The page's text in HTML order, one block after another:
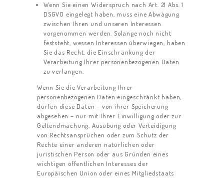
Wenn Sie einen Widerspruch nach Art. 21 Abs. 1
DSGVO eingelegt haben, muss eine Abwägung
zwischen Ihren und unseren Interessen
vorgenommen werden. Solange noch nicht
feststeht, wessen Interessen überwiegen, haben
Sie das Recht, die Einschränkung der
Verarbeitung Ihrer personenbezogenen Daten
zu verlangen.
Wenn Sie die Verarbeitung Ihrer
personenbezogenen Daten eingeschränkt haben,
dürfen diese Daten – von ihrer Speicherung
abgesehen – nur mit Ihrer Einwilligung oder zur
Geltendmachung, Ausübung oder Verteidigung
von Rechtsansprüchen oder zum Schutz der
Rechte einer anderen natürlichen oder
juristischen Person oder aus Gründen eines
wichtigen öffentlichen Interesses der
Europäischen Union oder eines Mitgliedstaats